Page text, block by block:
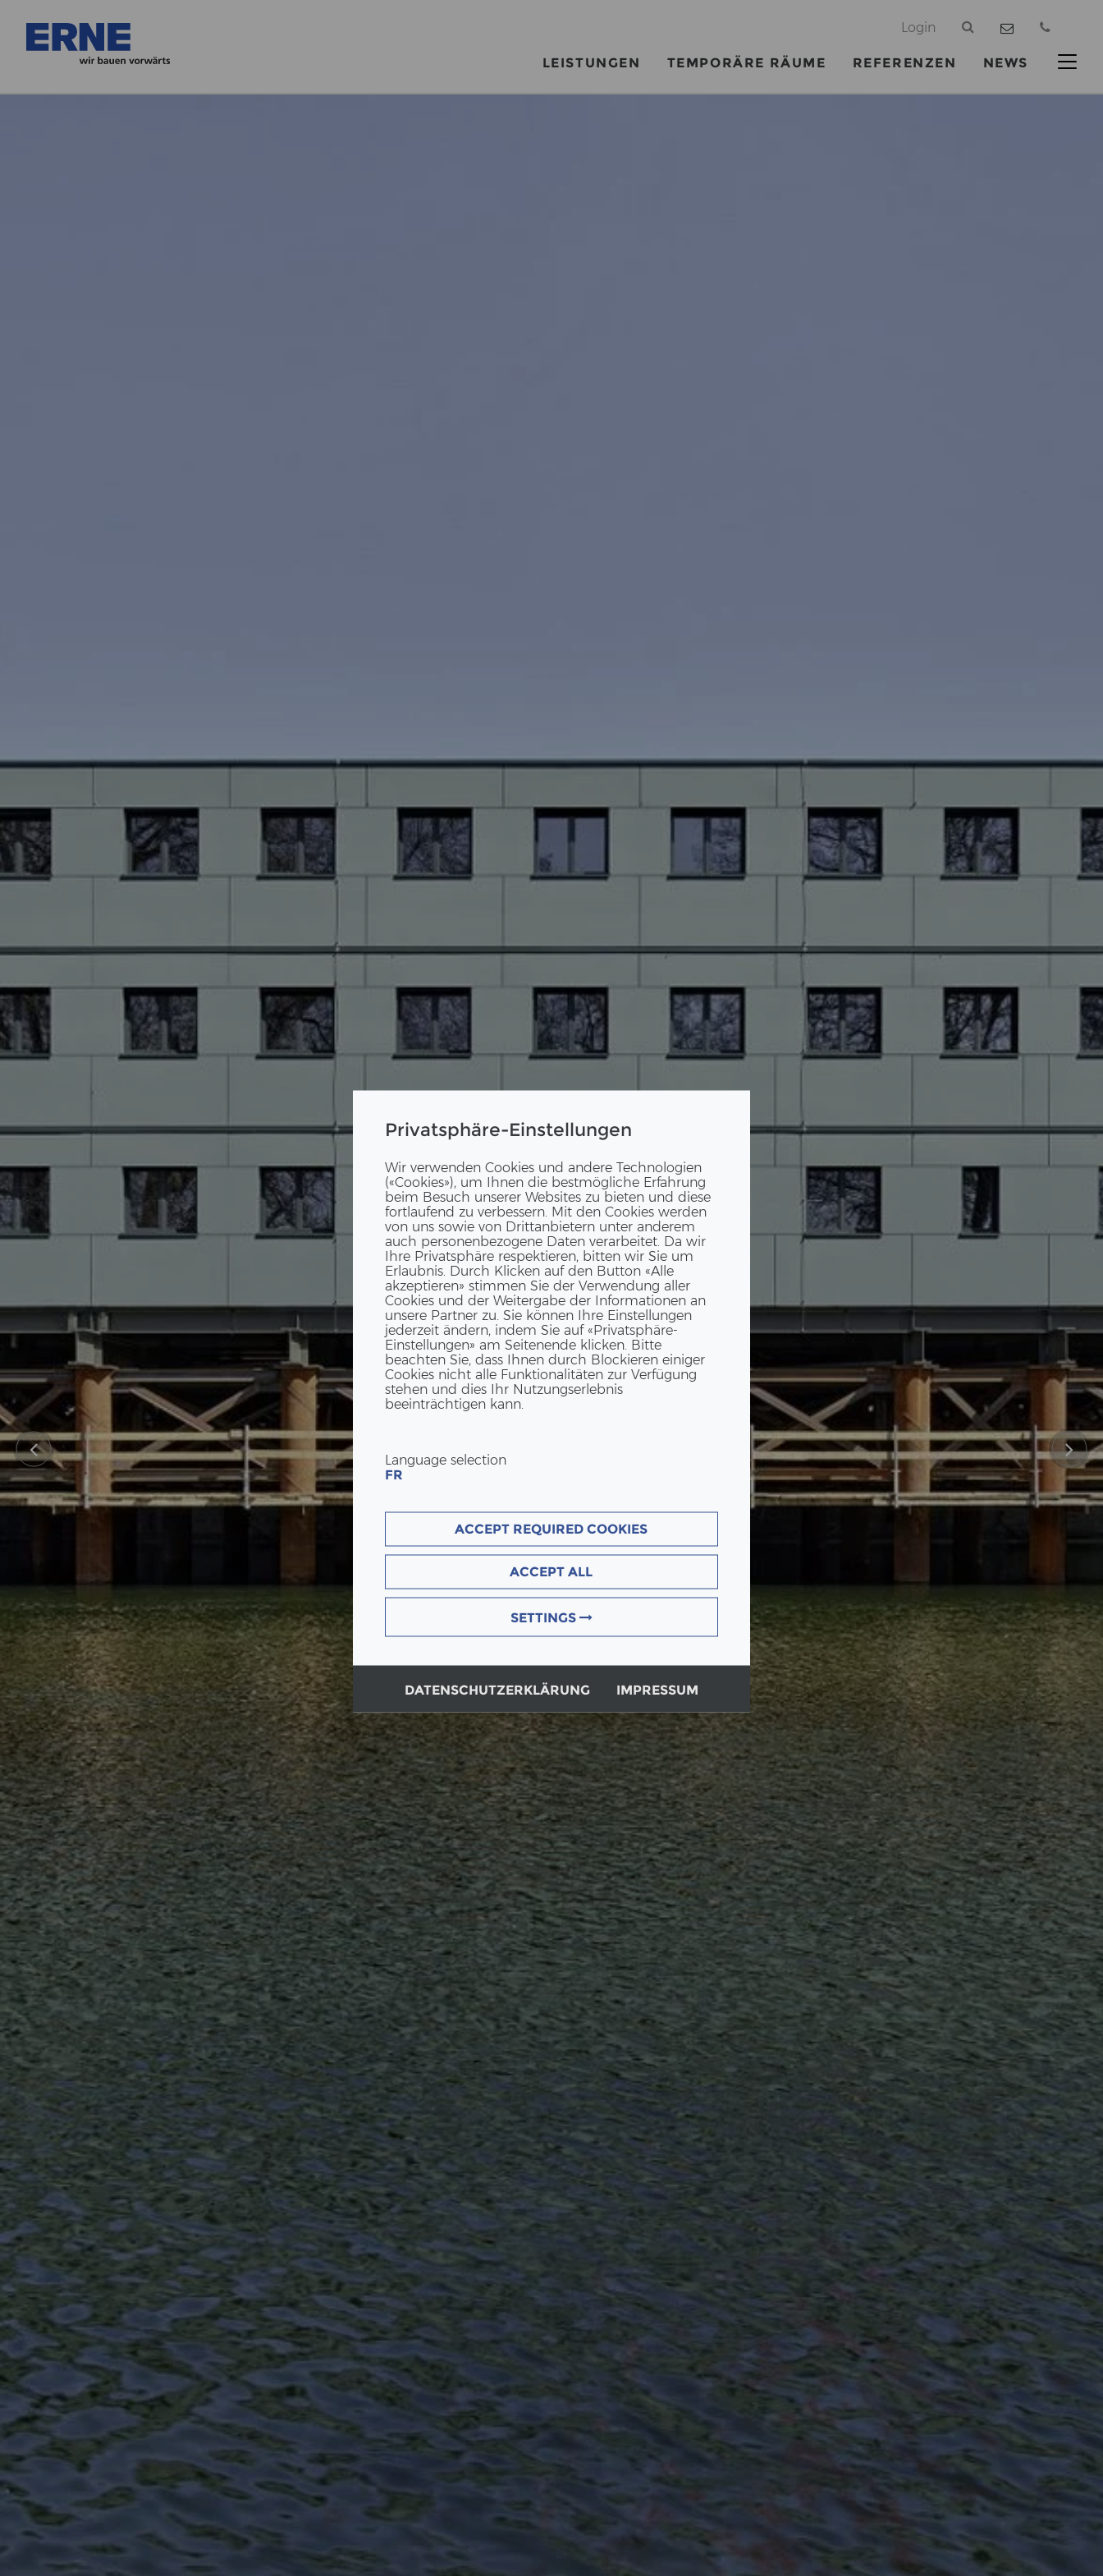
Privatsphäre-Einstellungen
Wir verwenden Cookies und andere Technologien
(«Cookies»), um Ihnen die bestmögliche Erfahrung
beim Besuch unserer Websites zu bieten und diese
fortlaufend zu verbessern. Mit den Cookies werden
von uns sowie von Drittanbietern unter anderem
auch personenbezogene Daten verarbeitet. Da wir
Ihre Privatsphäre respektieren, bitten wir Sie um
Erlaubnis. Durch Klicken auf den Button «Alle
akzeptieren» stimmen Sie der Verwendung aller
Cookies und der Weitergabe der Informationen an
unsere Partner zu. Sie können Ihre Einstellungen
jederzeit ändern, indem Sie auf «Privatsphäre-
Einstellungen» am Seitenende klicken. Bitte
beachten Sie, dass Ihnen durch Blockieren einiger
Cookies nicht alle Funktionalitäten zur Verfügung
stehen und dies Ihr Nutzungserlebnis
beeinträchtigen kann.
Language selection
FR
ACCEPT REQUIRED COOKIES
ACCEPT ALL
SETTINGS
DATENSCHUTZERKLÄRUNG IMPRESSUM
Login
LEISTUNGEN TEMPORÄRE RÄUME REFERENZEN NEWS